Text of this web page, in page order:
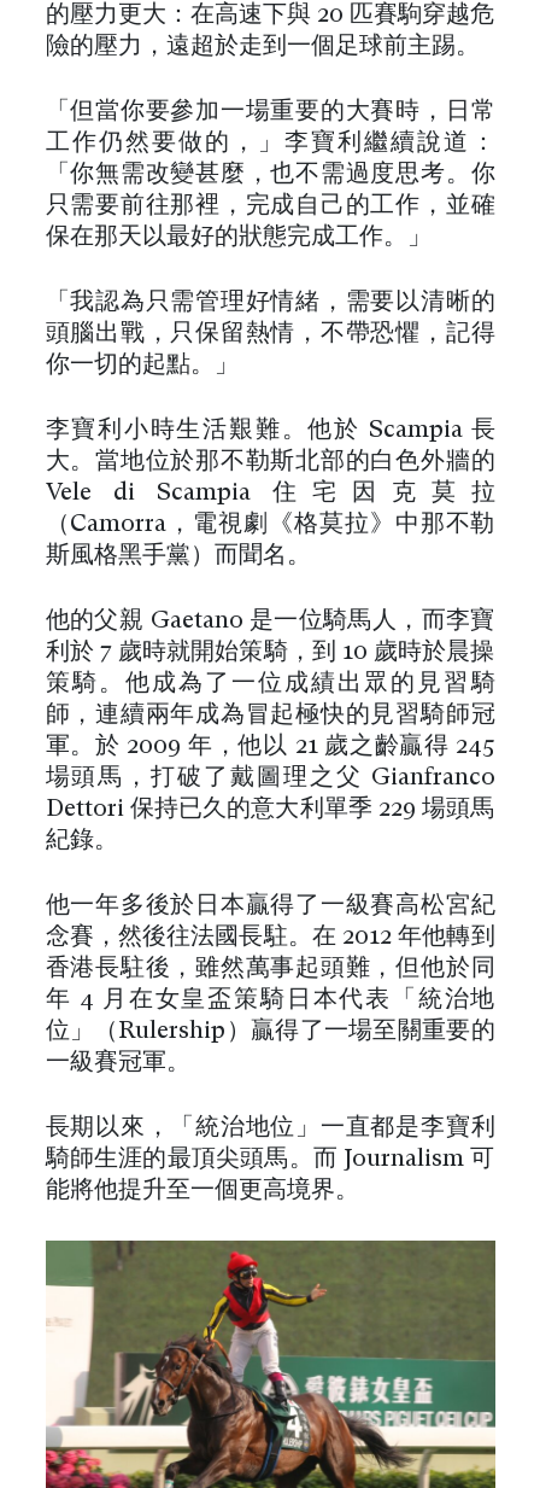
的壓力更大：在高速下與 20 匹賽駒穿越危
險的壓力，遠超於走到一個足球前主踢。
「但當你要參加一場重要的大賽時，日常
工作仍然要做的，」李寶利繼續說道：
「你無需改變甚麼，也不需過度思考。你
只需要前往那裡，完成自己的工作，並確
保在那天以最好的狀態完成工作。」
「我認為只需管理好情緒，需要以清晰的
頭腦出戰，只保留熱情，不帶恐懼，記得
你一切的起點。」
李寶利小時生活艱難。他於 Scampia 長
大。當地位於那不勒斯北部的白色外牆的
Vele di Scampia 住宅因克莫拉
（Camorra，電視劇《格莫拉》中那不勒
斯風格黑手黨）而聞名。
他的父親 Gaetano 是一位騎馬人，而李寶
利於 7 歲時就開始策騎，到 10 歲時於晨操
策騎。他成為了一位成績出眾的見習騎
師，連續兩年成為冒起極快的見習騎師冠
軍。於 2009 年，他以 21 歲之齡贏得 245
場頭馬，打破了戴圖理之父 Gianfranco
Dettori 保持已久的意大利單季 229 場頭馬
紀錄。
他一年多後於日本贏得了一級賽高松宮紀
念賽，然後往法國長駐。在 2012 年他轉到
香港長駐後，雖然萬事起頭難，但他於同
年 4 月在女皇盃策騎日本代表「統治地
位」（Rulership）贏得了一場至關重要的
一級賽冠軍。
長期以來，「統治地位」一直都是李寶利
騎師生涯的最頂尖頭馬。而 Journalism 可
能將他提升至一個更高境界。